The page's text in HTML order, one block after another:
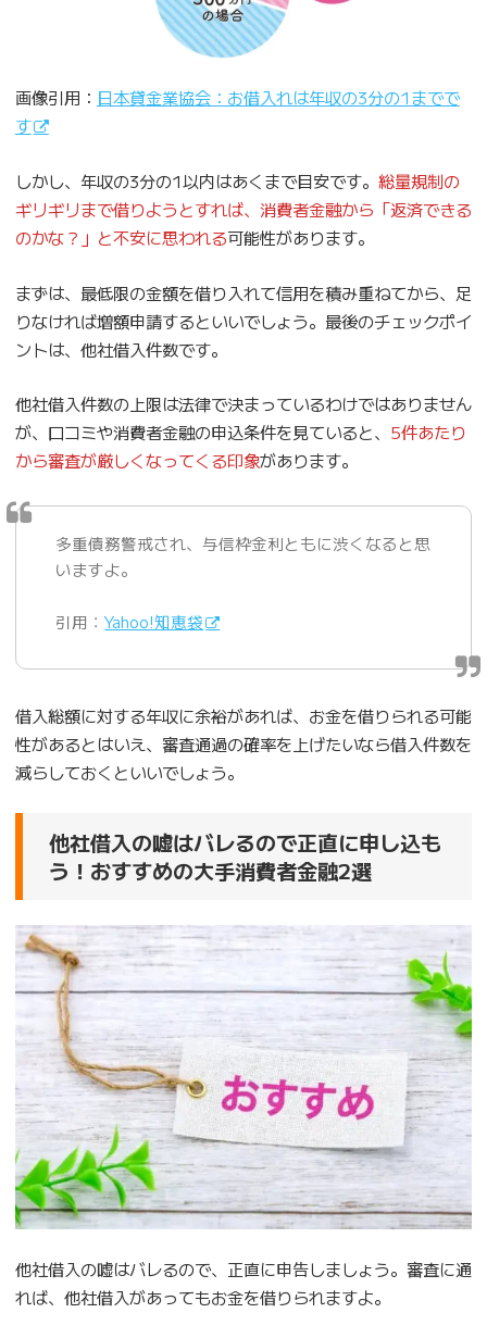
画像引用： 日本貸金業協会：お借入れは年収の3分の1までで
す
しかし、年収の3分の1以内はあくまで目安です。 総量規制の
ギリギリまで借りようとすれば、消費者金融から「返済できる
のかな？」と不安に思われる可能性があります。
まずは、最低限の金額を借り入れて信用を積み重ねてから、足
りなければ増額申請するといいでしょう。最後のチェックポイ
ントは、他社借入件数です。
他社借入件数の上限は法律で決まっているわけではありません
が、口コミや消費者金融の申込条件を見ていると、 5件あたり
から審査が厳しくなってくる印象があります。
多重債務警戒され、与信枠金利ともに渋くなると思
いますよ。
引用：Yahoo!知恵袋
借入総額に対する年収に余裕があれば、お金を借りられる可能
性があるとはいえ、審査通過の確率を上げたいなら借入件数を
減らしておくといいでしょう。
他社借入の嘘はバレるので正直に申し込も
う！おすすめの大手消費者金融2選
他社借入の嘘はバレるので、正直に申告しましょう。審査に通
れば、他社借入があってもお金を借りられますよ。